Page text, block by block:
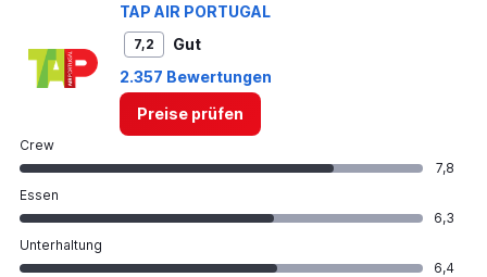
TAP AIR PORTUGAL
7,2
Gut
2.357 Bewertungen
Preise prüfen
Crew
7,8
Essen
6,3
Unterhaltung
6,4